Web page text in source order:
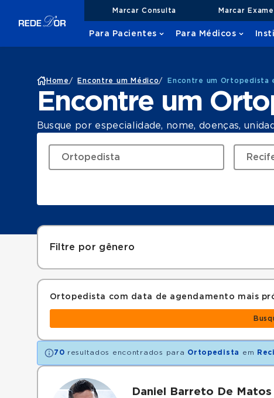
Marcar Consulta Marcar Exame
Para Pacientes Para Médicos
Home / Encontre um Médico/ Encontre um Ortopedista
Encontre um
Busque por especialidade, nome, doenças,
Filtre por gênero
Ortopedista com data de agendamento mais
70 resultados encontrados para Ortopedista em
Daniel Barreto De